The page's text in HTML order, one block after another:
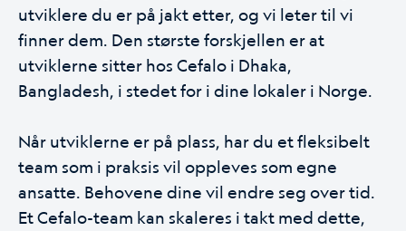
utviklere du er på jakt etter, og vi leter til vi
finner dem. Den største forskjellen er at
utviklerne sitter hos Cefalo i Dhaka,
Bangladesh, i stedet for i dine lokaler i Norge.
Når utviklerne er på plass, har du et fleksibelt
team som i praksis vil oppleves som egne
ansatte. Behovene dine vil endre seg over tid.
Et Cefalo-team kan skaleres i takt med dette,